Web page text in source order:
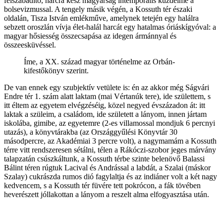
bolsevizmussal. A tengely másik végén, a Kossuth tér északi
oldalán, Tisza István emlékműve, amelynek tetején egy halálra
sebzett oroszlán vívja élet-halál harcát egy hatalmas óriáskígyóval: a
magyar hősiesség összecsapása az idegen ármánnyal és
összeesküvéssel.
Íme, a XX. század magyar történelme az Orbán-
kifestőkönyv szerint.
De van ennek egy szubjektív vetülete is: én az akkor még Ságvári
Endre tér 1. szám alatt laktam (mai Vértanúk tere), ide születtem, s
itt éltem az egyetem elvégzéséig, közel negyed évszázadon át: itt
laktak a szüleim, a családom, ide született a lányom, innen jártam
iskolába, gimibe, az egyetemre (2-es villamossal mondjuk 6 percnyi
utazás), a könyvtárakba (az Országgyűlési Könyvtár 30
másodpercre, az Akadémiai 3 percre volt), a nagymamám a Kossuth
térre vitt rendszeresen sétálni, télen a Rákóczi-szobor jeges márvány
talapzatán csúszkáltunk, a Kossuth térbe szinte belenövő Balassi
Bálint téren rúgtuk Lacival és Andrással a labdát, a Szalai (máskor
Szalay) cukrászda rumos dió fagylaltja és az indiáner volt a két nagy
kedvencem, s a Kossuth tér füvére tett pokrócon, a fák tövében
heverészett jóllakottan a lányom a reszelt alma elfogyasztása után.